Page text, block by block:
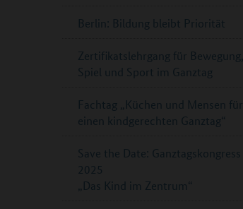
Berlin: Bildung bleibt Priorität
Zertifikatslehrgang für Bewegung,
Spiel und Sport im Ganztag
Fachtag „Küchen und Mensen für
einen kindgerechten Ganztag“
Save the Date: Ganztagskongress
2025
„Das Kind im Zentrum“